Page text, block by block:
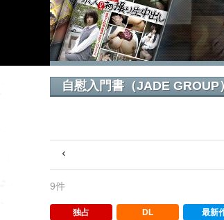
自慰入門書（JADE
9件
独占 DL 最新